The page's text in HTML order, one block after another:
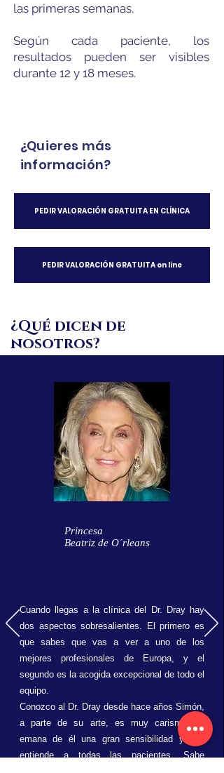
las primeras semanas.
Según cada paciente, los
resultados pueden ser visibles
durante 12 y 18 meses.
¿Quieres más
información?
PEDIR VALORACIÓN GRATUITA EN CLÍNICA
PEDIR VALORACIÓN GRATUITA on line
¿Qué dicen de
nosotros?
Princesa
Beatriz de O´rleans
Cuando llegas a la clínica del Dr. Dray hay
dos aspectos sobresalientes. El primero es
que sabes que vas a ver a uno de los
mejores profesionales de Europa, y el
segundo es la acogida excepcional de todo el
equipo.
Conozco al Dr. Dray desde hace años Simón,
a parte de su arte, es muy carismático,
emana de él una gran sensibilidad y nos
entiende a todas las pacientes. Sabe